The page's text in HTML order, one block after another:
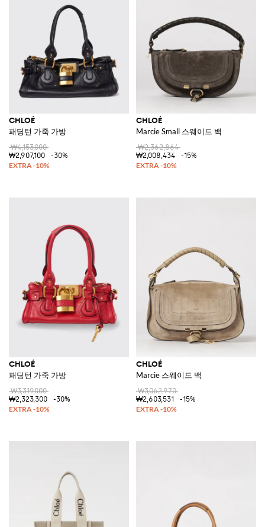
CHLOÉ
패딩턴 가죽 가방
₩4,153,000
₩2,907,100
-30%
CHLOÉ
Marcie Small 스웨이드 백
₩2,362,864
₩2,008,434
-15%
CHLOÉ
패딩턴 가죽 가방
₩3,319,000
₩2,323,300
-30%
CHLOÉ
Marcie 스웨이드 백
₩3,062,970
₩2,603,531
-15%